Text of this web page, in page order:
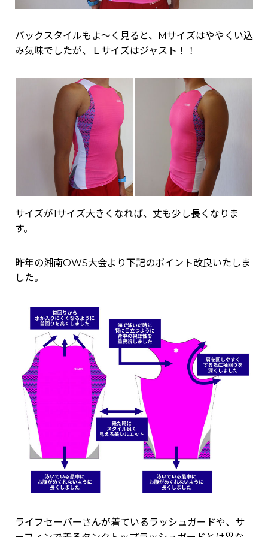
バックスタイルもよ～く見ると、Mサイズはややくい込
み気味でしたが、Ｌサイズはジャスト！！
サイズが1サイズ大きくなれば、丈も少し長くなりま
す。
昨年の湘南OWS大会より下記のポイント改良いたしま
した。
ライフセーバーさんが着ているラッシュガードや、サ